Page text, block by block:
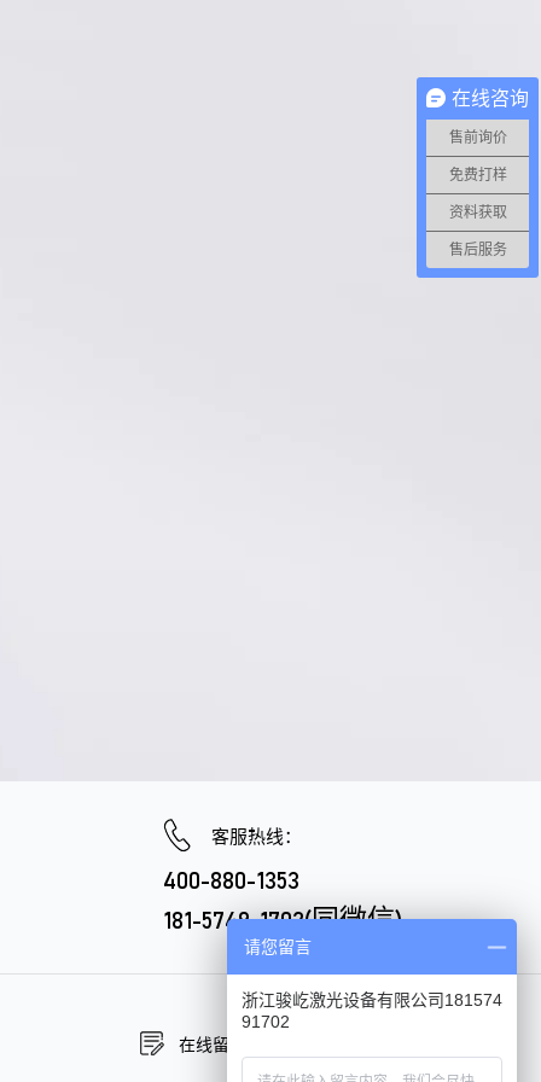
客服热线：
400-880-1353
181-5749-1702(同微信)
在线留言
在线咨询
售前询价
免费打样
资料获取
售后服务
请您留言
浙江骏屹激光设备有限公司181574
91702